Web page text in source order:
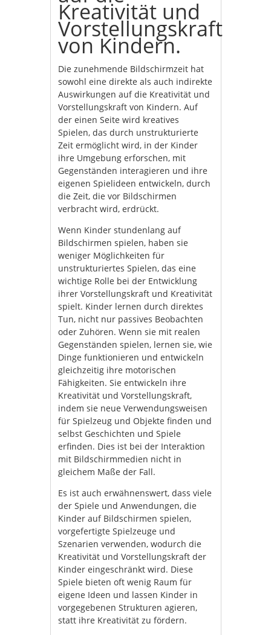
Kreativität und
Vorstellungskraft
von Kindern.
Die zunehmende Bildschirmzeit hat
sowohl eine direkte als auch indirekte
Auswirkungen auf die Kreativität und
Vorstellungskraft von Kindern. Auf
der einen Seite wird kreatives
Spielen, das durch unstrukturierte
Zeit ermöglicht wird, in der Kinder
ihre Umgebung erforschen, mit
Gegenständen interagieren und ihre
eigenen Spielideen entwickeln, durch
die Zeit, die vor Bildschirmen
verbracht wird, erdrückt.
Wenn Kinder stundenlang auf
Bildschirmen spielen, haben sie
weniger Möglichkeiten für
unstrukturiertes Spielen, das eine
wichtige Rolle bei der Entwicklung
ihrer Vorstellungskraft und Kreativität
spielt. Kinder lernen durch direktes
Tun, nicht nur passives Beobachten
oder Zuhören. Wenn sie mit realen
Gegenständen spielen, lernen sie, wie
Dinge funktionieren und entwickeln
gleichzeitig ihre motorischen
Fähigkeiten. Sie entwickeln ihre
Kreativität und Vorstellungskraft,
indem sie neue Verwendungsweisen
für Spielzeug und Objekte finden und
selbst Geschichten und Spiele
erfinden. Dies ist bei der Interaktion
mit Bildschirmmedien nicht in
gleichem Maße der Fall.
Es ist auch erwähnenswert, dass viele
der Spiele und Anwendungen, die
Kinder auf Bildschirmen spielen,
vorgefertigte Spielzeuge und
Szenarien verwenden, wodurch die
Kreativität und Vorstellungskraft der
Kinder eingeschränkt wird. Diese
Spiele bieten oft wenig Raum für
eigene Ideen und lassen Kinder in
vorgegebenen Strukturen agieren,
statt ihre Kreativität zu fördern.